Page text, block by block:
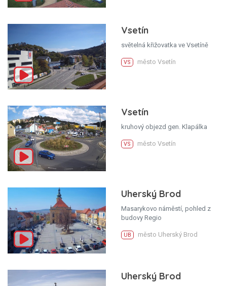
Vsetín
světelná křižovatka ve Vsetíně
VS město Vsetín
Vsetín
kruhový objezd gen. Klapálka
VS město Vsetín
Uherský Brod
Masarykovo náměstí, pohled z
budovy Regio
UB město Uherský Brod
Uherský Brod